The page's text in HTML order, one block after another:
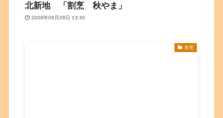
北新地 「割烹 秋やま」
2008年06月28日 13:30
割烹